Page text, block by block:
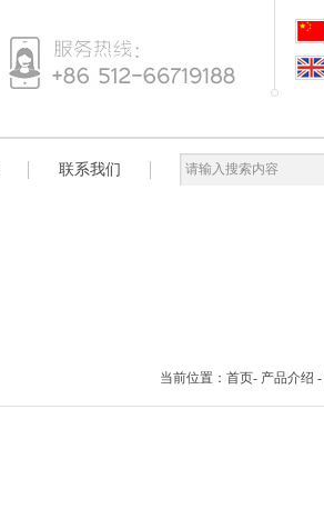
联系我们
当前位置：首页- 产品介绍 -